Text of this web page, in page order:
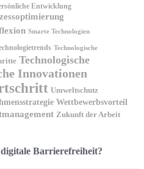
Entwicklung
Smarte Technologien
Technologische
Technologische
Innovationen
Umweltschutz
Wettbewerbsvorteil
Zukunft der Arbeit
digitale Barrierefreiheit?